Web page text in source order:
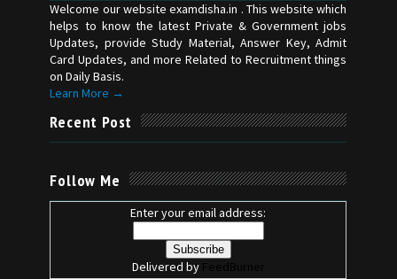
Welcome our website examdisha.in . This website which
helps to know the latest Private & Government jobs
Updates, provide Study Material, Answer Key, Admit
Card Updates, and more Related to Recruitment things
on Daily Basis.
Learn More →
Recent Post
Follow Me
Enter your email address:
Delivered by